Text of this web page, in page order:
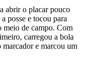
abrir o placar pouco
posse e tocou para
meio de campo. Com
carregou a bola
marcador e marcou um